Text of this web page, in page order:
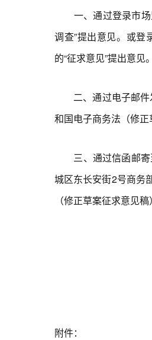
一、通过登录市场
调查”提出意见。或登
的“征求意见”提出意见。
二、通过电子邮件
和国电子商务法（修正
三、通过信函邮寄
城区东长安街2号商务
（修正草案征求意见
附件：